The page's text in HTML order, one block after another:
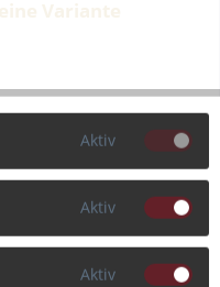
Aktiv
Aktiv
Aktiv